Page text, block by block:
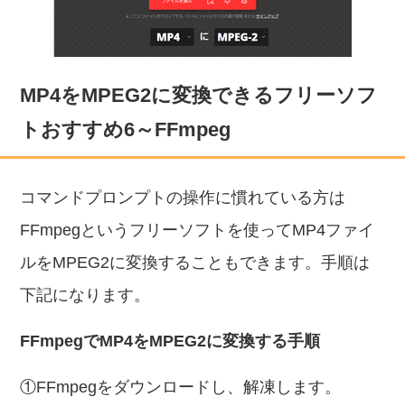
MP4をMPEG2に変換できるフリーソフ
トおすすめ6～FFmpeg
コマンドプロンプトの操作に慣れている方は
FFmpegというフリーソフトを使ってMP4ファイ
ルをMPEG2に変換することもできます。手順は
下記になります。
FFmpegでMP4をMPEG2に変換する手順
①FFmpegをダウンロードし、解凍します。